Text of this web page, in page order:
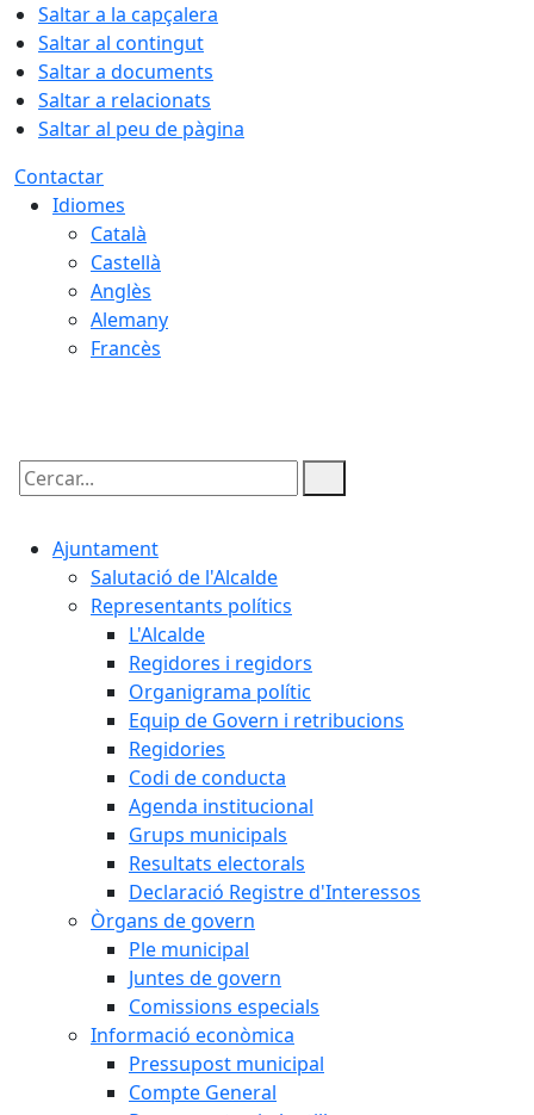
Saltar a la capçalera
Saltar al contingut
Saltar a documents
Saltar a relacionats
Saltar al peu de pàgina
Contactar
Idiomes
Català
Castellà
Anglès
Alemany
Francès
Cercar:
Ajuntament
Salutació de l'Alcalde
Representants polítics
L'Alcalde
Regidores i regidors
Organigrama polític
Equip de Govern i retribucions
Regidories
Codi de conducta
Agenda institucional
Grups municipals
Resultats electorals
Declaració Registre d'Interessos
Òrgans de govern
Ple municipal
Juntes de govern
Comissions especials
Informació econòmica
Pressupost municipal
Compte General